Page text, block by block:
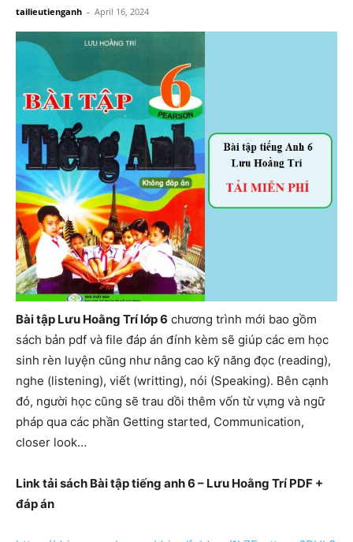
tailieutienganh - April 16, 2024
Bài tập Lưu Hoằng Trí lớp 6 chương trình mới bao gồm
sách bản pdf và file đáp án đính kèm sẽ giúp các em học
sinh rèn luyện cũng như nâng cao kỹ năng đọc (reading),
nghe (listening), viết (writting), nói (Speaking). Bên cạnh
đó, người học cũng sẽ trau dồi thêm vốn từ vựng và ngữ
pháp qua các phần Getting started, Communication,
closer look…
Link tải sách Bài tập tiếng anh 6 – Lưu Hoằng Trí PDF +
đáp án